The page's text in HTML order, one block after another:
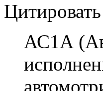
Цитировать
АС1А